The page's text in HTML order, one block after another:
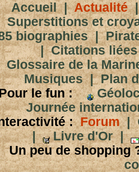
Accueil|Actualité
Superstitions et
biographies|
|Citations
Glossaire de la
Musiques|Plan
le fun :
Journée
: Forum|
|
Livre d'Or|
Un peu de shopping